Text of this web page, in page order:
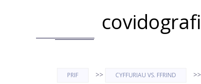
PRIF >> CYFFURIAU VS. FFRIND >>